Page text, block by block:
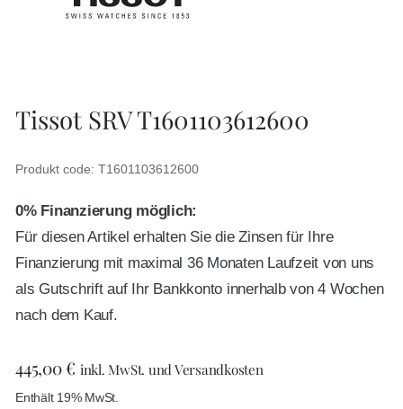
Tissot SRV T1601103612600
Produkt code: T1601103612600
0% Finanzierung möglich:
Für diesen Artikel erhalten Sie die Zinsen für Ihre
Finanzierung mit maximal 36 Monaten Laufzeit von uns
als Gutschrift auf Ihr Bankkonto innerhalb von 4 Wochen
nach dem Kauf.
445,00€ inkl. MwSt. und Versandkosten
Enthält 19% MwSt.